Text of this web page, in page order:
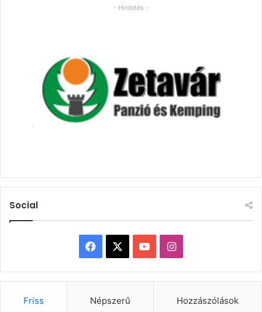
- Hirdetés -
Social
Facebook YouTubeInstagram
Friss Népszerű Hozzászólások